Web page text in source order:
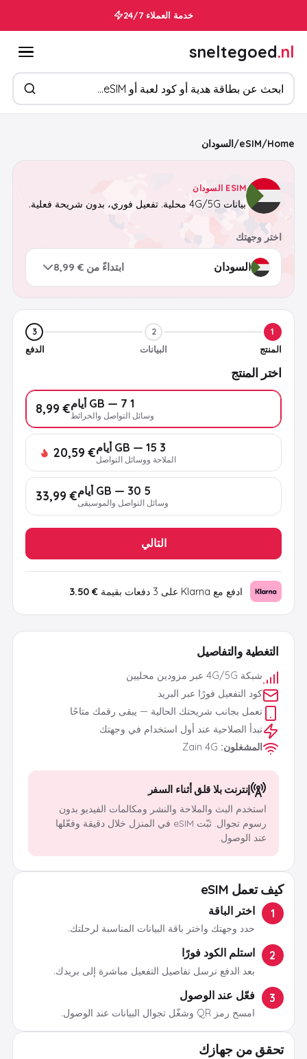
خدمة العملاء 24/7
sneltegoed.nl
ابحث عن المنتجات
Home
/
eSIM
/السودان
ESIM السودان
بيانات 4G/5G محلية. تفعيل فوري، بدون شريحة فعلية.
اختر وجهتك
ابتداءً من € 8,99
التغطية والتفاصيل
شبكة 4G/5G عبر مزودين محليين
كود التفعيل فورًا عبر البريد
تعمل بجانب شريحتك الحالية — يبقى رقمك متاحًا
تبدأ الصلاحية عند أول استخدام في وجهتك
المشغلون:
Zain 4G
إنترنت بلا قلق أثناء السفر
استخدم البث والملاحة والنشر ومكالمات الفيديو بدون
رسوم تجوال. ثبّت eSIM في المنزل خلال دقيقة وفعّلها
عند الوصول.
كيف تعمل eSIM
1 اختر الباقة
حدد وجهتك واختر باقة البيانات المناسبة لرحلتك.
2 استلم الكود فورًا
بعد الدفع نرسل تفاصيل التفعيل مباشرة إلى بريدك.
3 فعّل عند الوصول
امسح رمز QR وشغّل تجوال البيانات عند الوصول.
تحقق من جهازك
1
المنتج
2
البيانات
3
الدفع
اختر المنتج
1 GB — 7 أيام
وسائل التواصل والخرائط € 8,99
3 GB — 15 أيام
الملاحة ووسائل التواصل€ 20,59
5 GB — 30 أيام
وسائل التواصل والموسيقى€ 33,99
التالي
ادفع مع Klarna على 3 دفعات بقيمة € 3.50